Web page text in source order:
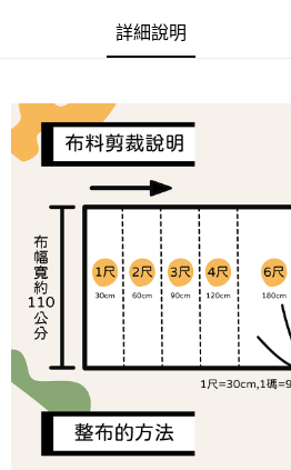
【大哥付你分期使用說明】
1.本服務由台灣大哥大提供，台灣大哥大用
2.付款方式選擇「大哥付你分期」，訂單成
成交易。
3.實際核准額度、可分期數及費用金額請依
4.訂單成立30分鐘內，如未前往確認交易或
消。如遇「轉專審核」未通過狀況，表示未
【繳款方式說明】
1.分期款項不併入電信帳單，「大哥付你分
醒簡訊。
2.透過簡訊連結打開帳單後，可選擇「超商
帳／街口支付／iPASS MONEY」等通路繳費
【注意事項】
1.本服務係由「台灣大哥大股份有限公司」
用戶於交易時，得透過本服務購買商品或服
買賣價金債權讓與本公司後，依約使用本公
2.基於同意付款使用「大哥付你分期」之契
資料（包含姓名、電話或地址）提供予台灣
由本公司與您本人進行分期帳單所需資料之
3.完整用戶服務條款，請詳閱以下連結：
AFTEE先享後付
AFTEE先享後付是「在收到商品之後才付款
便利好安心！
１．簡單：不需註冊會員、不需綁卡、不需儲
２．便利：只要手機號碼，簡訊認證，即可結
３．安心：先確認商品／服務後，再付款。
【「AFTEE先享後付」結帳流程】
１．於結帳方式選擇「AFTEE先享後付」後
結帳頁面，進行簡訊認證並確認金額後，即
２．訂單成立數日內，您將收到繳費通知簡訊
３．收到繳費通知簡訊後14天內，點擊此簡
ATM／網路銀行／等多元方式進行付款，方
※ 請注意：結帳手續完成當下不需立刻繳費
購買商品的店家。未經商家同意取消之訂單
後付繳納相關費用。
※ 交易是否成功請以「AFTEE先享後付 」
是否繳費成功／繳費後需取消欲退款等相關
客戶支援中心」https://
ATM付款
運送方式
每筆NT$65，滿NT$1,500(含以上)免運
7-11取貨付款
每筆NT$65，滿NT$1,500(含以上)免運
宅配
每筆NT$150，滿NT$1,500(含以上)免
離島宅配
每筆NT$240
詳細說明